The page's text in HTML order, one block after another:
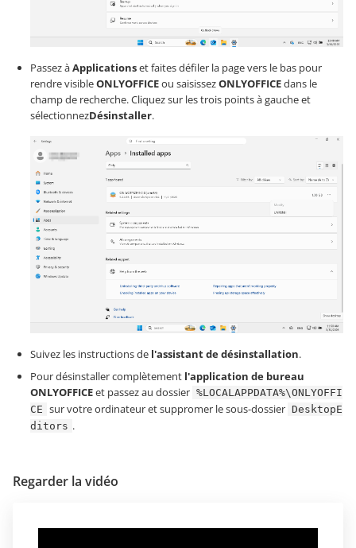
Passez àApplicationset faites défiler la page vers le bas pour
rendre visibleONLYOFFICEou saisissezONLYOFFICEdans le
champ de recherche. Cliquez sur les trois points à gauche et
sélectionnezDésinstaller.
Suivez les instructions de l'assistant de désinstallation.
Pour désinstaller complètement l'application de bureau
ONLYOFFICEet passez au dossier %LOCALAPPDATA%\ONLYOFFI
CE sur votre ordinateur et suppromer le sous-dossier DesktopE
ditors .
Regarder la vidéo